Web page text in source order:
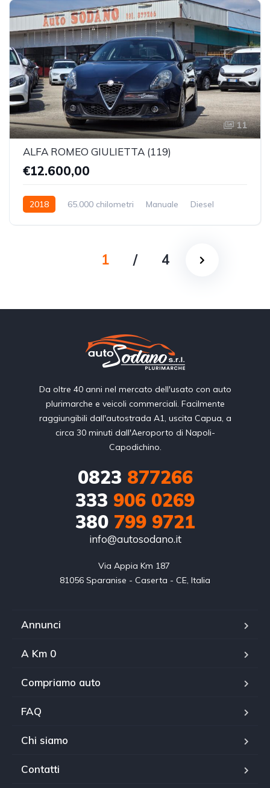
11
ALFA ROMEO GIULIETTA (119)
€12.600,00
2018 65.000 chilometri Manuale
Diesel
1 / 4
Da oltre 40 anni nel mercato dell'usato con auto
plurimarche e veicoli commerciali. Facilmente
raggiungibili dall'autostrada A1, uscita Capua, a
circa 30 minuti dall'Aeroporto di Napoli-
Capodichino.
0823 877266
333 906 0269
380799 9721
info@autosodano.it
Via Appia Km 187
81056 Sparanise - Caserta - CE, Italia
Annunci
A Km 0
Compriamo auto
FAQ
Chi siamo
Contatti